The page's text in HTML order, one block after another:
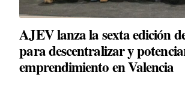
AJEV lanza la sexta edición
para descentralizar y
emprendimiento en Valencia